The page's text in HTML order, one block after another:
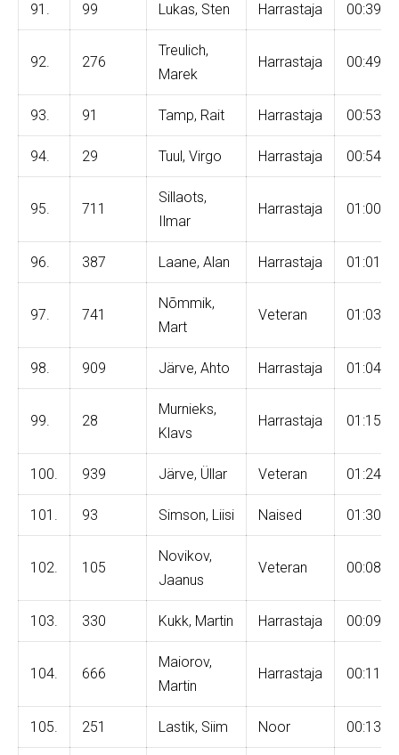
91. 99 Lukas, Sten Harrastaja
92. 276
Treulich,
Marek
Harrastaja
93. 91 Tamp, Rait Harrastaja
94. 29 Tuul, Virgo Harrastaja
95. 711
Sillaots,
Ilmar
Harrastaja
96. 387 Laane, Alan Harrastaja
97. 741
Nõmmik,
Mart
Veteran
98. 909 Järve, Ahto Harrastaja
99. 28
Murnieks,
Klavs
Harrastaja
100. 939 Järve, Üllar Veteran
101. 93 Simson, Liisi Naised
102. 105
Novikov,
Jaanus
Veteran
103. 330 Kukk, Martin Harrastaja
104. 666
Maiorov,
Martin
Harrastaja
105. 251 Lastik, Siim Noor